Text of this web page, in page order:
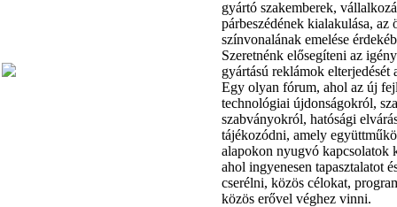
gyártó szakemberek,
párbeszédének kialakulása, az
színvonalának emelése
Szeretnénk elősegíteni az
gyártású reklámok elterjedését
Egy olyan fórum, ahol az új
technológiai újdonságokról,
szabványokról, hatósági
tájékozódni, amely
alapokon nyugvó kapcsolatok
ahol ingyenesen tapasztalatot
cserélni, közös célokat,
közös erővel véghez vinni.